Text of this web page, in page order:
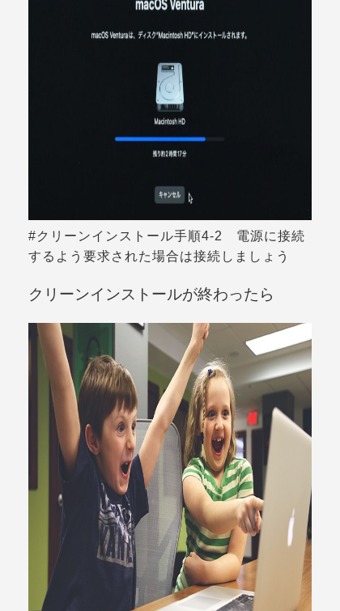
#クリーンインストール手順4-2 電源に接続
するよう要求された場合は接続しましょう
クリーンインストールが終わったら